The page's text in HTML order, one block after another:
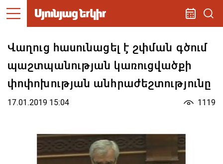
Վաղուց հասունացել է շփման գծում
պաշտպանության կառուցվածքի
փոփոխության անհրաժեշտությունը
17.01.2019 15:04 1119